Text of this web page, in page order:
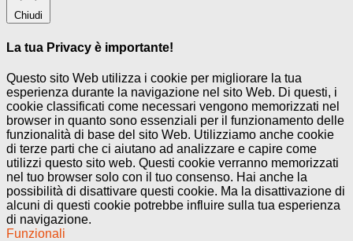
Chiudi
La tua Privacy è importante!
Questo sito Web utilizza i cookie per migliorare la tua
esperienza durante la navigazione nel sito Web. Di questi, i
cookie classificati come necessari vengono memorizzati nel
browser in quanto sono essenziali per il funzionamento delle
funzionalità di base del sito Web. Utilizziamo anche cookie
di terze parti che ci aiutano ad analizzare e capire come
utilizzi questo sito web. Questi cookie verranno memorizzati
nel tuo browser solo con il tuo consenso. Hai anche la
possibilità di disattivare questi cookie. Ma la disattivazione di
alcuni di questi cookie potrebbe influire sulla tua esperienza
di navigazione.
Funzionali